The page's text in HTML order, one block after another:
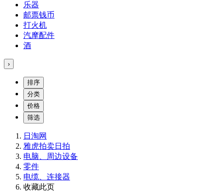
乐器
邮票钱币
打火机
汽摩配件
酒
›
排序
分类
价格
筛选
日淘网
雅虎拍卖日拍
电脑、周边设备
零件
电缆、连接器
收藏此页